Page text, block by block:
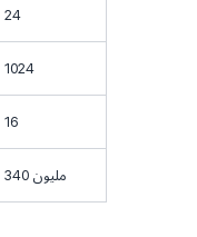
24
1024
16
340 مليون